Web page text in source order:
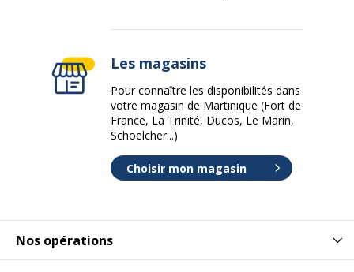
Nos opérations
Les magasins
Pour connaître les disponibilités dans
votre magasin de Martinique (Fort de
France, La Trinité, Ducos, Le Marin,
Schoelcher...)
Choisir mon magasin